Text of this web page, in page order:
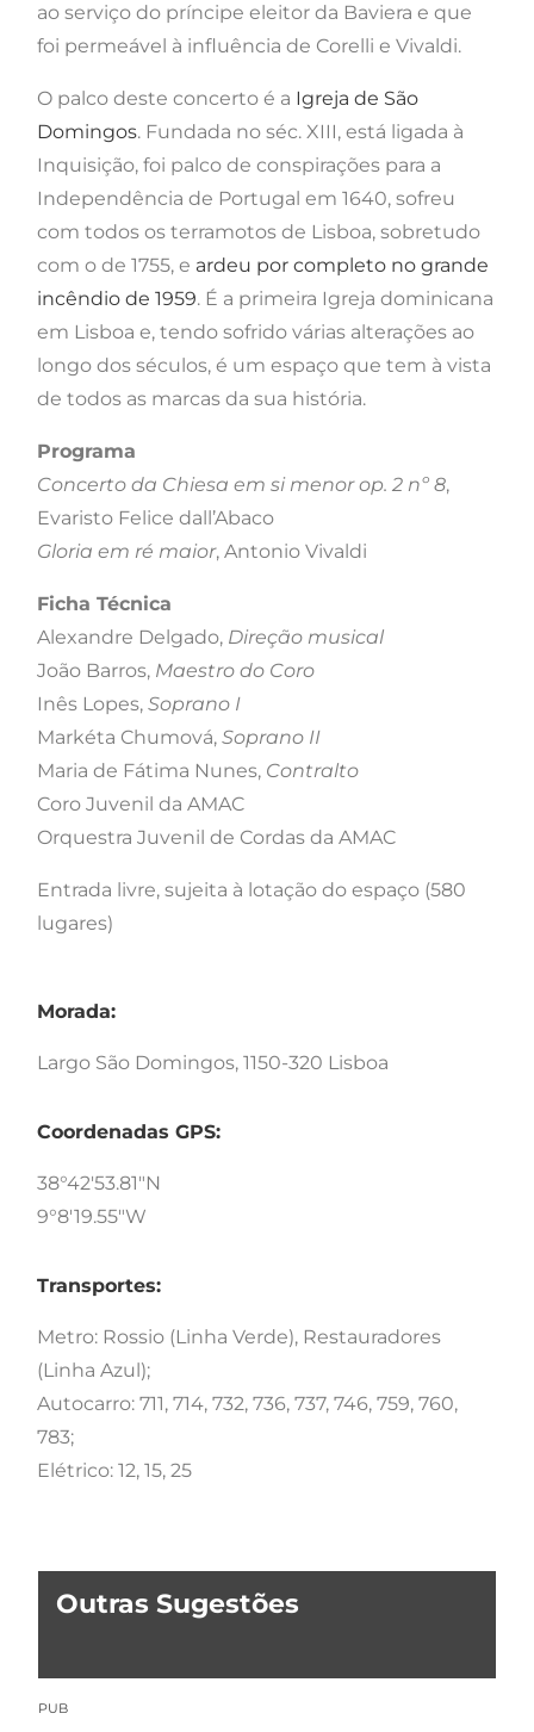
ao serviço do príncipe eleitor da Baviera e que
foi permeável à influência de Corelli e Vivaldi.
O palco deste concerto é a Igreja de São
Domingos. Fundada no séc. XIII, está ligada à
Inquisição, foi palco de conspirações para a
Independência de Portugal em 1640, sofreu
com todos os terramotos de Lisboa, sobretudo
com o de 1755, e ardeu por completo no grande
incêndio de 1959. É a primeira Igreja dominicana
em Lisboa e, tendo sofrido várias alterações ao
longo dos séculos, é um espaço que tem à vista
de todos as marcas da sua história.
Programa
Concerto da Chiesa em si menor op. 2 nº 8,
Evaristo Felice dall’Abaco
Gloria em ré maior, Antonio Vivaldi
Ficha Técnica
Alexandre Delgado, Direção musical
João Barros, Maestro do Coro
Inês Lopes, Soprano I
Markéta Chumová, Soprano II
Maria de Fátima Nunes, Contralto
Coro Juvenil da AMAC
Orquestra Juvenil de Cordas da AMAC
Entrada livre, sujeita à lotação do espaço (580
lugares)
Morada:
Largo São Domingos, 1150-320 Lisboa
Coordenadas GPS:
38°42'53.81"N
9°8'19.55"W
Transportes:
Metro: Rossio (Linha Verde), Restauradores
(Linha Azul);
Autocarro: 711, 714, 732, 736, 737, 746, 759, 760,
783;
Elétrico: 12, 15, 25
Outras Sugestões
PUB